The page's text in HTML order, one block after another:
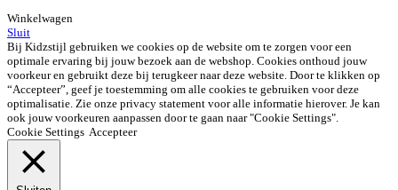
Winkelwagen
Sluit
Bij Kidzstijl gebruiken we cookies op de website om te zorgen voor een
optimale ervaring bij jouw bezoek aan de webshop. Cookies onthoud jouw
voorkeur en gebruikt deze bij terugkeer naar deze website. Door te klikken op
“Accepteer”, geef je toestemming om alle cookies te gebruiken voor deze
optimalisatie. Zie onze privacy statement voor alle informatie hierover. Je kan
ook jouw voorkeuren aanpassen door te gaan naar "Cookie Settings".
Cookie Settings Accepteer